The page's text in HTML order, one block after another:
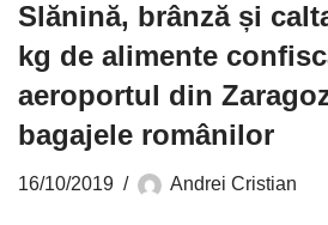
Slănină, brânză și
kg de alimente
aeroportul din
bagajele românilor
16/10/2019 Andrei Cristian